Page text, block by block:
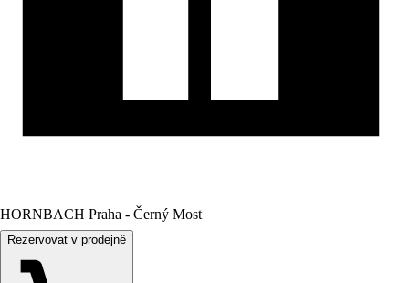
HORNBACH Praha - Černý Most
Rezervovat v prodejně